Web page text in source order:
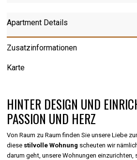
Apartment Details
Zusatzinformationen
Karte
HINTER DESIGN UND
PASSION UND HERZ
Von Raum zu Raum finden Sie unsere Liebe
diese stilvolle Wohnung scheuten wir
darum geht, unsere Wohnungen einzurichten,